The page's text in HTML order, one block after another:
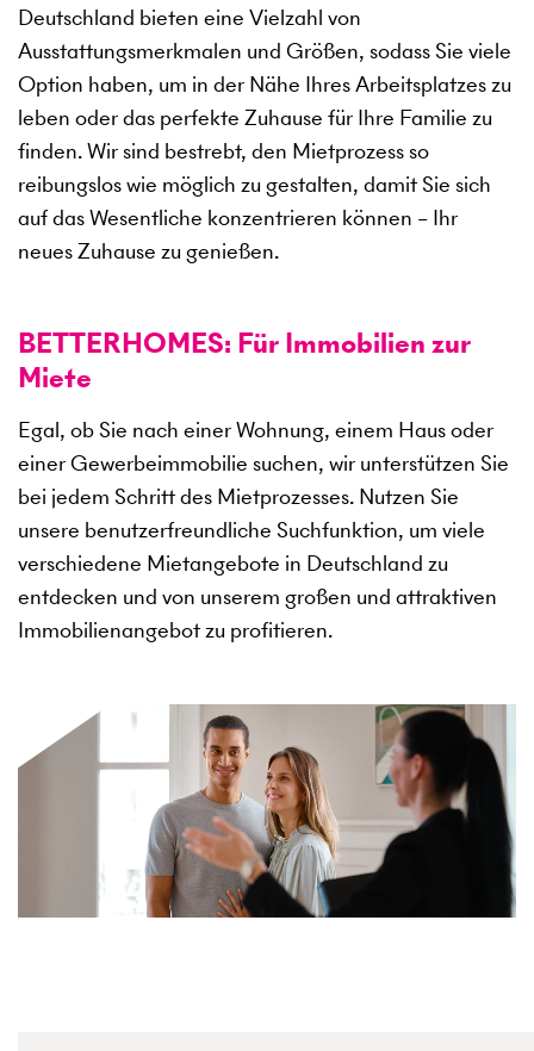
Deutschland bieten eine Vielzahl von
Ausstattungsmerkmalen und Größen, sodass Sie viele
Option haben, um in der Nähe Ihres Arbeitsplatzes zu
leben oder das perfekte Zuhause für Ihre Familie zu
finden. Wir sind bestrebt, den Mietprozess so
reibungslos wie möglich zu gestalten, damit Sie sich
auf das Wesentliche konzentrieren können – Ihr
neues Zuhause zu genießen.
BETTERHOMES: Für Immobilien zur
Miete
Egal, ob Sie nach einer Wohnung, einem Haus oder
einer Gewerbeimmobilie suchen, wir unterstützen Sie
bei jedem Schritt des Mietprozesses. Nutzen Sie
unsere benutzerfreundliche Suchfunktion, um viele
verschiedene Mietangebote in Deutschland zu
entdecken und von unserem großen und attraktiven
Immobilienangebot zu profitieren.